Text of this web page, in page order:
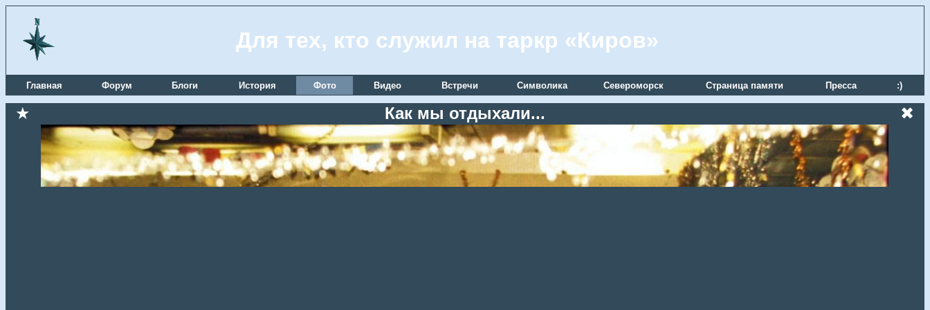
Для тех, кто служил на таркр «Киров»
Главная Форум Блоги История Фото Видео Встречи Символика Североморск Страница памяти Пресса :)
★ Как мы отдыхали... ✖